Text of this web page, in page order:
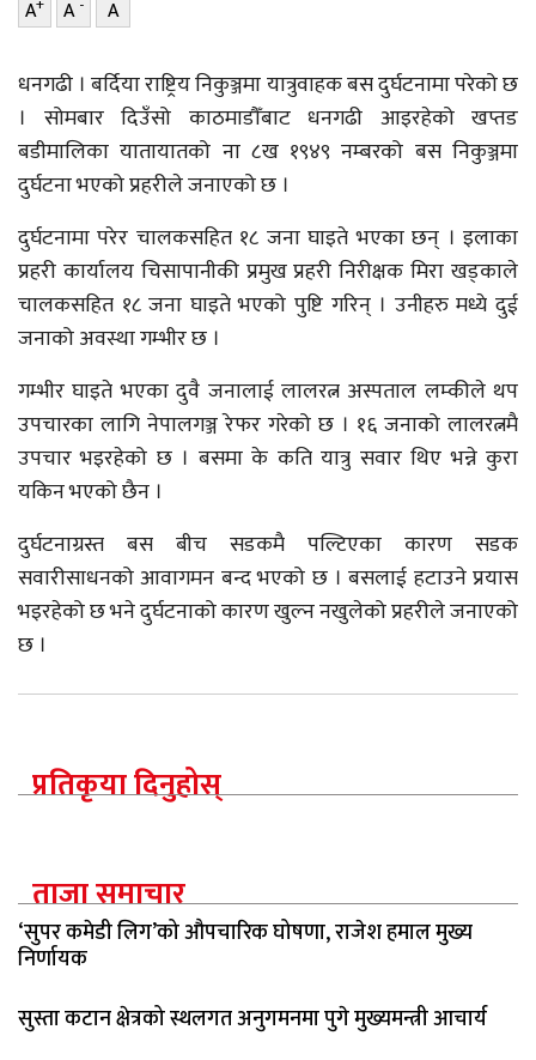
A+ A- A
धनगढी । बर्दिया राष्ट्रिय निकुञ्जमा यात्रुवाहक बस दुर्घटनामा परेको छ
। सोमबार दिउँसो काठमाडौँबाट धनगढी आइरहेको खप्तड
बडीमालिका यातायातको ना ८ख १९४९ नम्बरको बस निकुञ्जमा
दुर्घटना भएको प्रहरीले जनाएको छ ।
दुर्घटनामा परेर चालकसहित १८ जना घाइते भएका छन् । इलाका
प्रहरी कार्यालय चिसापानीकी प्रमुख प्रहरी निरीक्षक मिरा खड्काले
चालकसहित १८ जना घाइते भएको पुष्टि गरिन् । उनीहरु मध्ये दुई
जनाको अवस्था गम्भीर छ ।
गम्भीर घाइते भएका दुवै जनालाई लालरत्न अस्पताल लम्कीले थप
उपचारका लागि नेपालगञ्ज रेफर गरेको छ । १६ जनाको लालरत्नमै
उपचार भइरहेको छ । बसमा के कति यात्रु सवार थिए भन्ने कुरा
यकिन भएको छैन ।
दुर्घटनाग्रस्त बस बीच सडकमै पल्टिएका कारण सडक
सवारीसाधनको आवागमन बन्द भएको छ । बसलाई हटाउने प्रयास
भइरहेको छ भने दुर्घटनाको कारण खुल्न नखुलेको प्रहरीले जनाएको
छ ।
प्रतिकृया दिनुहोस्
ताजा समाचार
‘सुपर कमेडी लिग’को औपचारिक घोषणा, राजेश हमाल मुख्य
निर्णायक
सुस्ता कटान क्षेत्रको स्थलगत अनुगमनमा पुगे मुख्यमन्त्री आचार्य